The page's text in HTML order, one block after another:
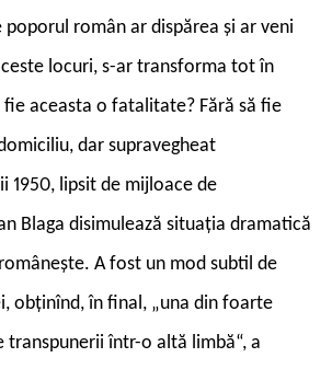
român ar dispărea și ar veni
locuri, s-ar transforma tot în
aceasta o fatalitate? Fără să fie
dar supravegheat
1950, lipsit de mijloace de
Blaga disimulează situația dramatică
A fost un mod subtil de
obținînd, în final, „una din foarte
transpunerii într-o altă limbă“, a